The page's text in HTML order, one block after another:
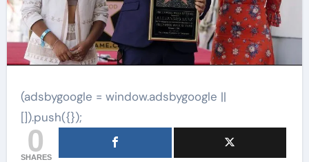
(adsbygoogle = window.adsbygoogle ||
[]).push({});
0
SHARES